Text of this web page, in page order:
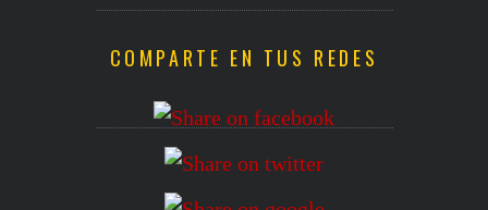
COMPARTE EN TUS REDES